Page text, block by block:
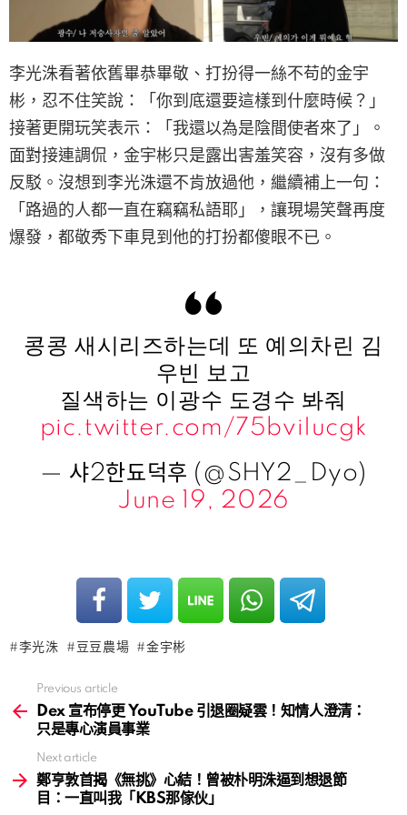
李光洙看著依舊畢恭畢敬、打扮得一絲不苟的金宇
彬，忍不住笑說：「你到底還要這樣到什麼時候？」
接著更開玩笑表示：「我還以為是陰間使者來了」。
面對接連調侃，金宇彬只是露出害羞笑容，沒有多做
反駁。沒想到李光洙還不肯放過他，繼續補上一句：
「路過的人都一直在竊竊私語耶」，讓現場笑聲再度
爆發，都敬秀下車見到他的打扮都傻眼不已。
콩콩 새시리즈하는데 또 예의차린 김
우빈 보고
질색하는 이광수 도경수 봐줘
pic.twitter.com/75bviIucgk
— 샤2한됴덕후 (@SHY2_Dyo)
June 19, 2026
李光洙 豆豆農場 金宇彬
more
Previous article
Dex 宣布停更 YouTube 引退圈疑雲！知情人澄清：
只是專心演員事業
Next article
鄭亨敦首揭《無挑》心結！曾被朴明洙逼到想退節
目：一直叫我「KBS那傢伙」